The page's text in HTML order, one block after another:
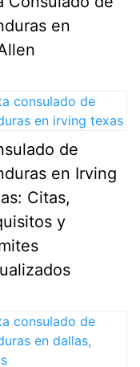
en
de
en Irving
Citas,
y